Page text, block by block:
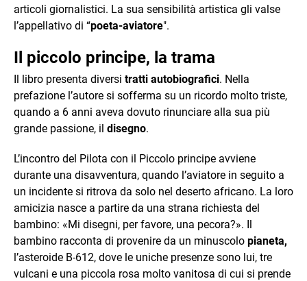
articoli giornalistici. La sua sensibilità artistica gli valse
l’appellativo di “poeta-aviatore".
Il piccolo principe, la trama
Il libro presenta diversi tratti autobiografici. Nella
prefazione l’autore si sofferma su un ricordo molto triste,
quando a 6 anni aveva dovuto rinunciare alla sua più
grande passione, il disegno.
L’incontro del Pilota con il Piccolo principe avviene
durante una disavventura, quando l’aviatore in seguito a
un incidente si ritrova da solo nel deserto africano. La loro
amicizia nasce a partire da una strana richiesta del
bambino: «Mi disegni, per favore, una pecora?». Il
bambino racconta di provenire da un minuscolo pianeta,
l’asteroide B-612, dove le uniche presenze sono lui, tre
vulcani e una piccola rosa molto vanitosa di cui si prende